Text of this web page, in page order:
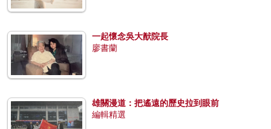
一起懷念吳大猷院長
廖書蘭
雄關漫道：把遙遠的歷史拉到眼前
編輯精選